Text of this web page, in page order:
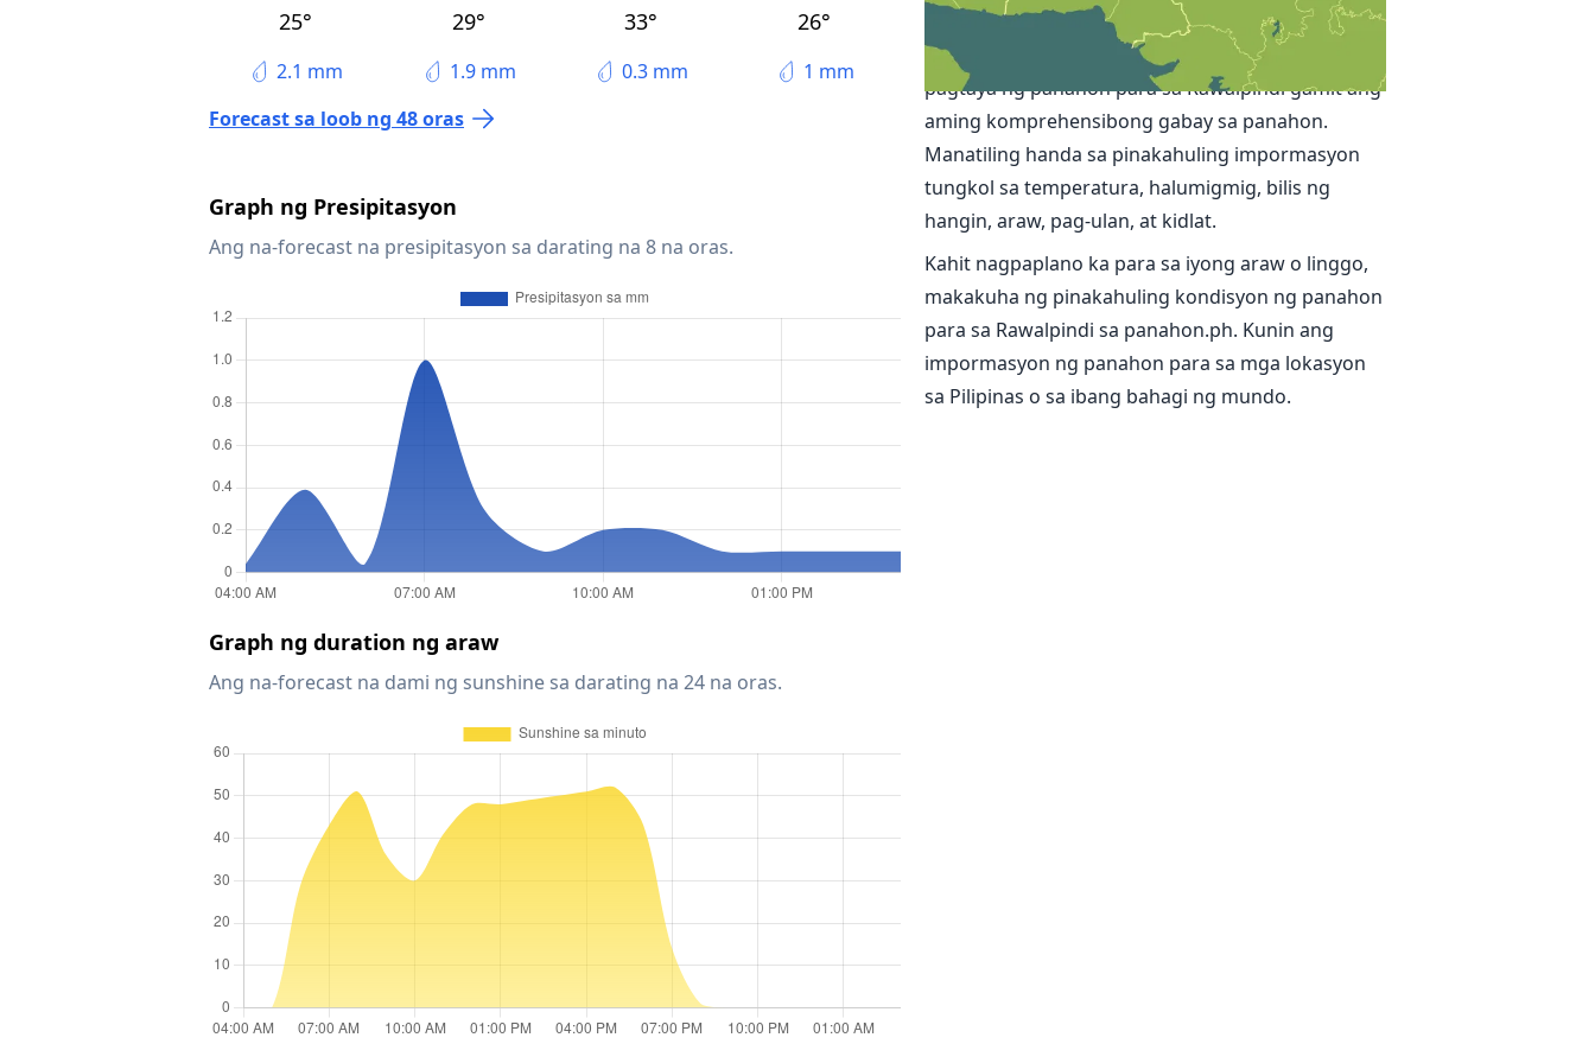
25°
2.1 mm
29°
1.9 mm
33°
0.3 mm
26°
1 mm
Forecast sa loob ng 48 oras
Graph ng Presipitasyon
Ang na-forecast na presipitasyon sa darating na 8 na oras.
Graph ng duration ng araw
Ang na-forecast na dami ng sunshine sa darating na 24 na oras.
Ang lagay ng panahon sa Rawalpindi
Tuklasin ang mga tunay na oras at tumpak na
pagtaya ng panahon para sa Rawalpindi gamit ang
aming komprehensibong gabay sa panahon.
Manatiling handa sa pinakahuling impormasyon
tungkol sa temperatura, halumigmig, bilis ng
hangin, araw, pag-ulan, at kidlat.
Kahit nagpaplano ka para sa iyong araw o linggo,
makakuha ng pinakahuling kondisyon ng panahon
para sa Rawalpindi sa panahon.ph. Kunin ang
impormasyon ng panahon para sa mga lokasyon
sa Pilipinas o sa ibang bahagi ng mundo.